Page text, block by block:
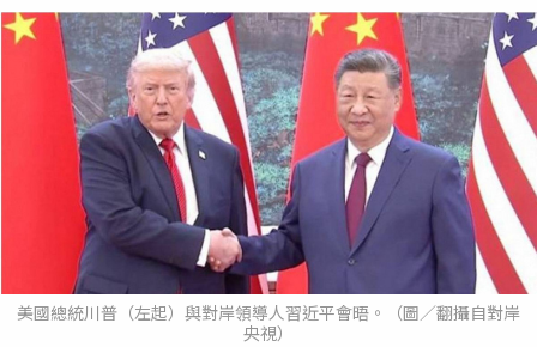
美國總統川普（左起）與對岸領導人習近平會晤。（圖／翻攝自對岸
央視）